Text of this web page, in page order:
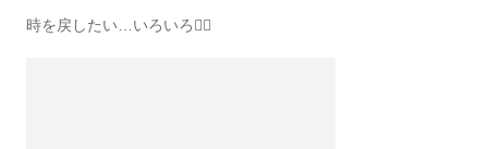
時を戻したい…いろいろ🧟‍♂️